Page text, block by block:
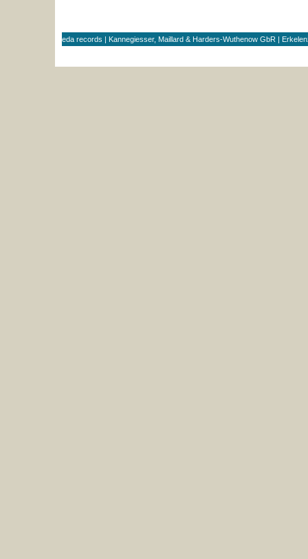
eda records | Kannegiesser, Maillard & Harders-Wuthenow GbR |